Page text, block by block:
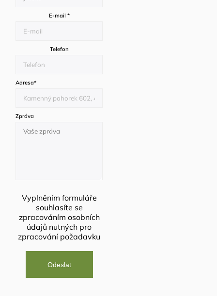
E-mail *
Telefon
Adresa*
Zpráva
Vyplněním formuláře
souhlasíte se
zpracováním osobních
údajů nutných pro
zpracování požadavku